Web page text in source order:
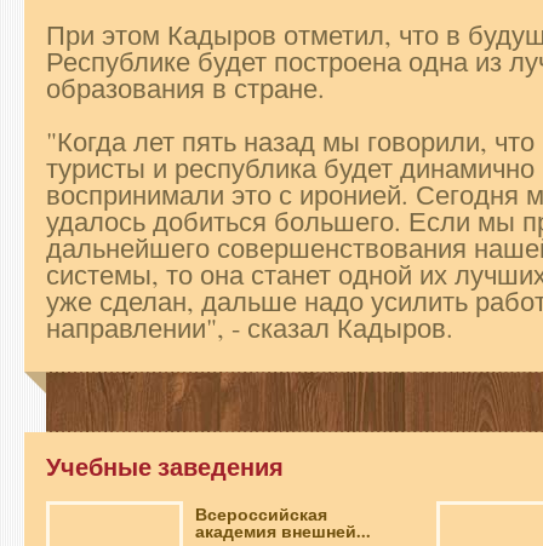
При этом Кадыров отметил, что в
Республике будет построена одна из
образования в стране.
"Когда лет пять назад мы говорили,
туристы и республика будет
воспринимали это с иронией. Сегодня
удалось добиться большего. Если мы
дальнейшего совершенствования
системы, то она станет одной их
уже сделан, дальше надо усилить
направлении", - сказал Кадыров.
Учебные заведения
Всероссийская
академия внешней...